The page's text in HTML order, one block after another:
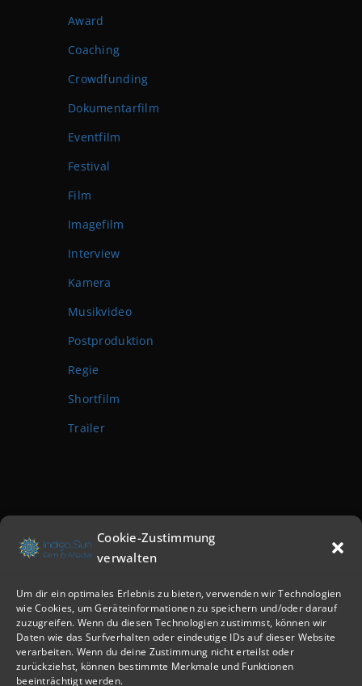
Cookie-Zustimmung
verwalten
Um dir ein optimales Erlebnis zu bieten, verwenden wir Technologien
wie Cookies, um Geräteinformationen zu speichern und/oder darauf
zuzugreifen. Wenn du diesen Technologien zustimmst, können wir
Daten wie das Surfverhalten oder eindeutige IDs auf dieser Website
verarbeiten. Wenn du deine Zustimmung nicht erteilst oder
zurückziehst, können bestimmte Merkmale und Funktionen
beeinträchtigt werden.
Award
Coaching
Crowdfunding
Dokumentarfilm
Eventfilm
Festival
Film
Imagefilm
Interview
Kamera
Musikvideo
Postproduktion
Regie
Shortfilm
Trailer